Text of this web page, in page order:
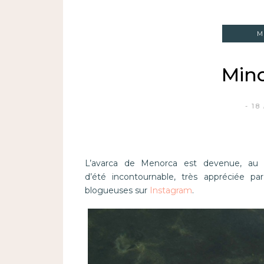
18
L’avarca de Menorca est devenue,
d’été incontournable, très appréciée
blogueuses sur Instagram.